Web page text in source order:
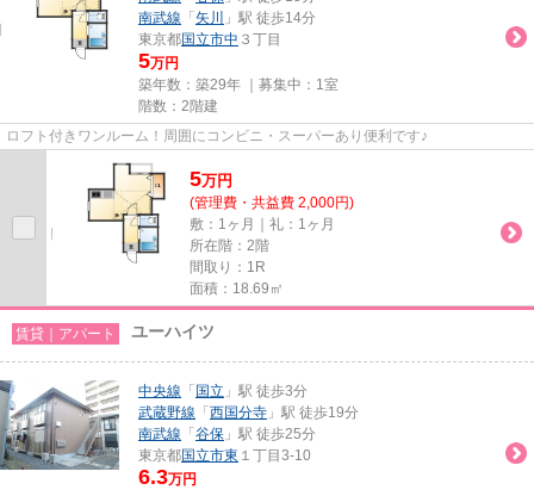
南武線 「 矢川
」駅 徒歩14分
東京都国立市中 ３丁目
5万円
築年数：築29年 ｜募集中： 1室
階数：2階建
ロフト付きワンルーム！周囲にコンビニ・スーパーあり便利です♪
5万円
(管理費・共益費 2,000円)
敷：1ヶ月｜礼：1ヶ月
所在階：2階
間取り：1R
面積：18.69㎡
賃貸｜アパート ユーハイツ
中央線 「 国立 」駅 徒歩3分
武蔵野線 「 西国分寺 」駅 徒歩19分
南武線 「 谷保 」駅 徒歩25分
東京都国立市東 １丁目3-10
6.3万円